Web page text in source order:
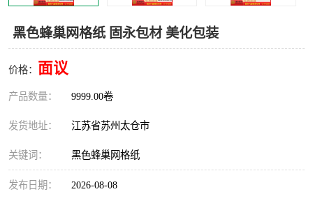
黑色蜂巢网格纸 固永包材 美化包装
价格： 面议
产品数量： 9999.00卷
发货地址： 江苏省苏州太仓市
关键词： 黑色蜂巢网格纸
发布日期： 2026-08-08